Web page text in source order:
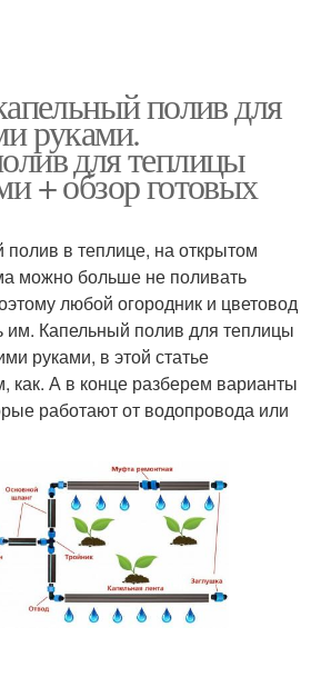
полив для
руками.
для теплицы
+ обзор готовых
полив в теплице, на открытом
можно больше не поливать
любой огородник и цветовод
им. Капельный полив для теплицы
руками, в этой статье
как. А в конце разберем варианты
работают от водопровода или